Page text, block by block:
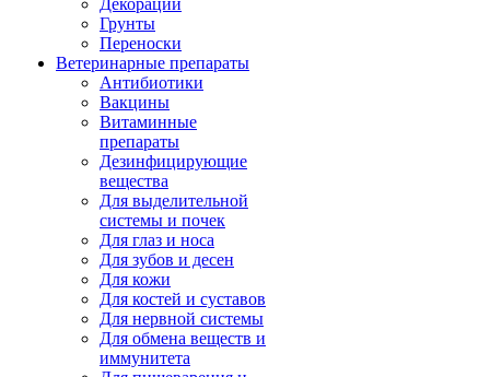
Декорации
Грунты
Переноски
Ветеринарные препараты
Антибиотики
Вакцины
Витаминные
препараты
Дезинфицирующие
вещества
Для выделительной
системы и почек
Для глаз и носа
Для зубов и десен
Для кожи
Для костей и суставов
Для нервной системы
Для обмена веществ и
иммунитета